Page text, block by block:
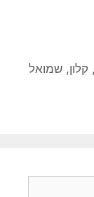
, קלון,שמואל